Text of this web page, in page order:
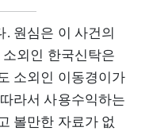
원심은 이 사건의
외인 한국신탁은
소외인 이동경이가
라서 사용수익하는
볼만한 자료가 없